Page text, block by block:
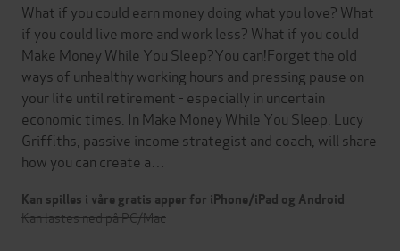
What if you could earn money doing what you love? What
if you could live more and work less? What if you could
Make Money While You Sleep?You can!Forget the old
ways of unhealthy working hours and pressing pause on
your life until retirement - especially in uncertain
economic times. In Make Money While You Sleep, Lucy
Griffiths, passive income strategist and coach, will share
how you can create a…
Kan spilles i våre gratis apper for iPhone/iPad og Android
Kan lastes ned på PC/Mac